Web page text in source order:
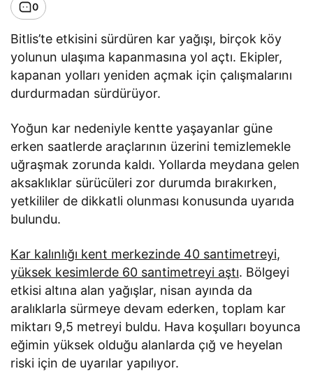
0
Bitlis’te etkisini sürdüren kar yağışı, birçok köy
yolunun ulaşıma kapanmasına yol açtı. Ekipler,
kapanan yolları yeniden açmak için çalışmalarını
durdurmadan sürdürüyor.
Yoğun kar nedeniyle kentte yaşayanlar güne
erken saatlerde araçlarının üzerini temizlemekle
uğraşmak zorunda kaldı. Yollarda meydana gelen
aksaklıklar sürücüleri zor durumda bırakırken,
yetkililer de dikkatli olunması konusunda uyarıda
bulundu.
Kar kalınlığı kent merkezinde 40 santimetreyi,
yüksek kesimlerde 60 santimetreyi aştı. Bölgeyi
etkisi altına alan yağışlar, nisan ayında da
aralıklarla sürmeye devam ederken, toplam kar
miktarı 9,5 metreyi buldu. Hava koşulları boyunca
eğimin yüksek olduğu alanlarda çığ ve heyelan
riski için de uyarılar yapılıyor.